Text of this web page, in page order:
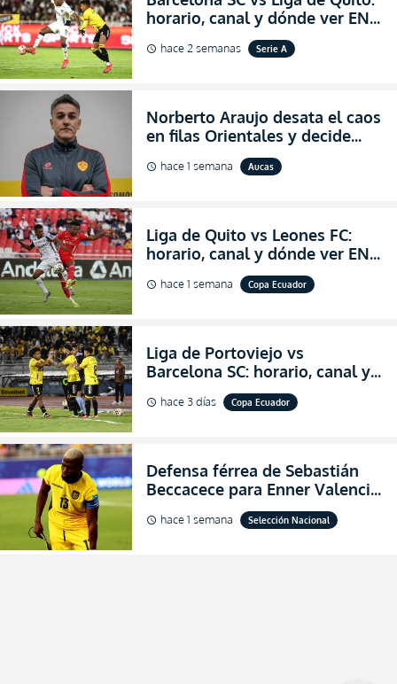
horario, canal y dónde ver EN
VIVO la Fecha 22 de la LigaPro
2026
schedule hace 2 semanas Serie A
Norberto Araujo desata el caos
en filas Orientales y decide
abandonar la dirección técnica
de Aucas
schedule hace 1 semana Aucas
Liga de Quito vs Leones FC:
horario, canal y dónde ver EN
VIVO los octavos de final de la
Copa Ecuador 2026
schedule hace 1 semana Copa Ecuador
Liga de Portoviejo vs
Barcelona SC: horario, canal y
dónde ver EN VIVO los octavos
de final de la Copa Ecuador
schedule hace 3 días Copa Ecuador
Defensa férrea de Sebastián
Beccacece para Enner Valencia
al indicar que era el hombre
indicado para Ecuador
schedule hace 1 semana Selección Nacional